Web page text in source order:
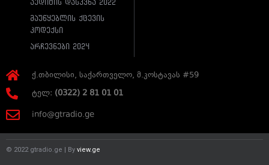
აუდიტის დასკვნა 2022
მაუწყებლის ქცევის
კოდექსი
არჩევნები 2024
ქ.თბილისი, საქართველო, მ.კოსტავას #59
ტელ: (0322) 2 81 01 01
info@gtradio.ge
© 2022 gtradio.ge | By view.ge